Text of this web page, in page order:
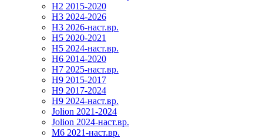
H2 2015-2020
H3 2024-2026
H3 2026-наст.вр.
H5 2020-2021
H5 2024-наст.вр.
H6 2014-2020
H7 2025-наст.вр.
H9 2015-2017
H9 2017-2024
H9 2024-наст.вр.
Jolion 2021-2024
Jolion 2024-наст.вр.
М6 2021-наст.вр.